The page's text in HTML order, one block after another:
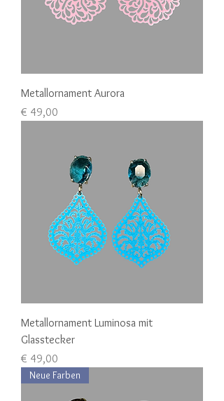
Metallornament Aurora
Preis
€ 49,00
Metallornament Luminosa mit
Glasstecker
Preis
€ 49,00
Neue Farben